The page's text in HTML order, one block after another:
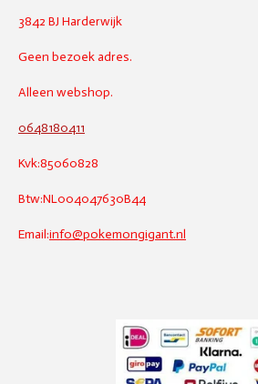
3842 BJ Harderwijk
Geen bezoek adres.
Alleen webshop.
0648180411
Kvk:85060828
Btw:NL004047630B44
Email:info@pokemongigant.nl